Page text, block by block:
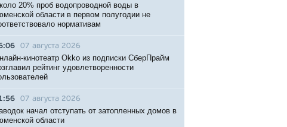
20% проб водопроводной воды в
области в первом полугодии не
нормативам
07 августа 2026
кинотеатр Okko из подписки СберПрайм
рейтинг удовлетворенности
07 августа 2026
начал отступать от затопленных домов в
области